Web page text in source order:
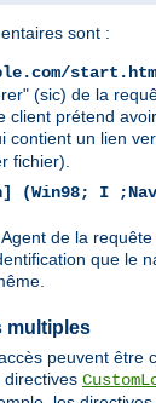
sont :
(sic) de la
client prétend
contient un lien
fichier).
(Win98; I
de la
que le
multiples
peuvent être
directives